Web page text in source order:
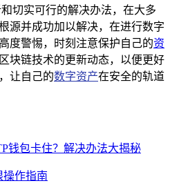
切实可行的解决办法，在大多
源并成功加以解决，在进行数字
度警惕，时刻注意保护自己的资
块链技术的更新动态，以便更好
让自己的数字资产在安全的轨道
钱包卡住？解决办法大揭秘
操作指南